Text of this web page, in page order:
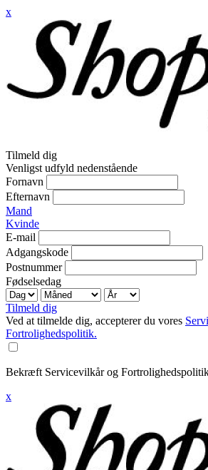
x
Tilmeld dig
Venligst udfyld nedenstående
Fornavn
Efternavn
Mand
Kvinde
E-mail
Adgangskode
Postnummer
Fødselsedag
Tilmeld dig
Ved at tilmelde dig, accepterer du vores
Fortrolighedspolitik.
Bekræft Servicevilkår og
x